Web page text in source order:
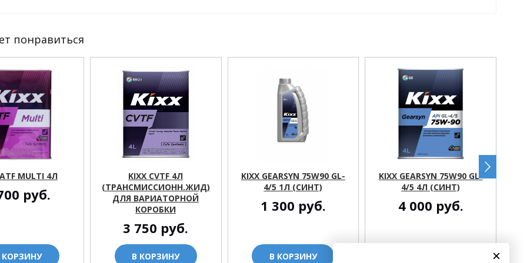
понравиться
MULTI 4Л
руб.
КОРЗИНУ
KIXX CVTF 4Л
(ТРАНСМИССИОНН.ЖИД)
ДЛЯ ВАРИАТОРНОЙ
КОРОБКИ
3 750 руб.
В КОРЗИНУ
KIXX GEARSYN 75W90 GL-
4/5 1Л (СИНТ)
1 300 руб.
В КОРЗИНУ
KIXX GEARSYN 75W90 GL-
4/5 4Л (СИНТ)
4 000 руб.